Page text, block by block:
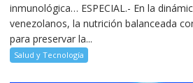
inmunológica… ESPECIAL.- En la
venezolanos, la nutrición balanceada
para preservar la...
Salud y Tecnología